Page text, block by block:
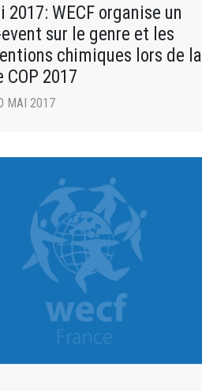
2017: WECF organise un
sur le genre et les
chimiques lors de la
2017
MAI 2017